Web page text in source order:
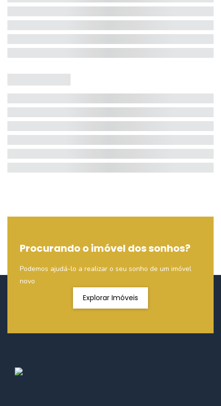
Procurando o imóvel dos sonhos?
Podemos ajudá-lo a realizar o seu sonho de um imóvel
novo
Explorar Imóveis